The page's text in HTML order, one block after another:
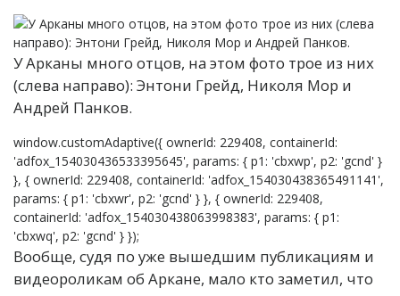
У Арканы много отцов, на этом фото трое из них
(слева направо): Энтони Грейд, Николя Мор и
Андрей Панков.
window.customAdaptive({ ownerId: 229408, containerId:
'adfox_154030436533395645', params: { p1: 'cbxwp', p2: 'gcnd' }
}, { ownerId: 229408, containerId: 'adfox_154030438365491141',
params: { p1: 'cbxwr', p2: 'gcnd' } }, { ownerId: 229408,
containerId: 'adfox_154030438063998383', params: { p1:
'cbxwq', p2: 'gcnd' } });
Вообще, судя по уже вышедшим публикациям и
видеороликам об Аркане, мало кто заметил, что